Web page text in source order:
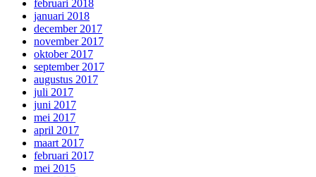
februari 2018
januari 2018
december 2017
november 2017
oktober 2017
september 2017
augustus 2017
juli 2017
juni 2017
mei 2017
april 2017
maart 2017
februari 2017
mei 2015